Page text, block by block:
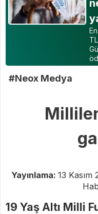
#Neox Medya
Yayınlama: 13 Kasım
19 Yaş Altı Milli